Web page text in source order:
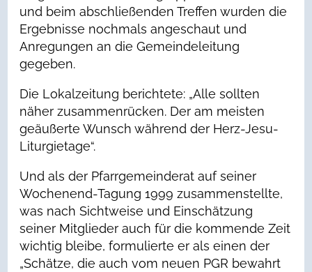
und beim abschließenden Treffen wurden die
Ergebnisse nochmals angeschaut und
Anregungen an die Gemeindeleitung
gegeben.
Die Lokalzeitung berichtete: „Alle sollten
näher zusammenrücken. Der am meisten
geäußerte Wunsch während der Herz-Jesu-
Liturgietage“.
Und als der Pfarrgemeinderat auf seiner
Wochenend-Tagung 1999 zusammenstellte,
was nach Sichtweise und Einschätzung
seiner Mitglieder auch für die kommende Zeit
wichtig bleibe, formulierte er als einen der
„Schätze, die auch vom neuen PGR bewahrt